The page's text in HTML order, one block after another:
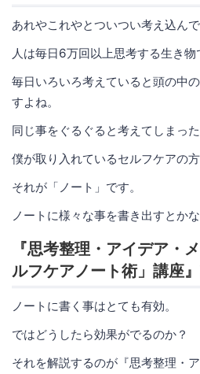
あれやこれやとついつい考え込ん
人は毎日6万回以上思考する生き物
毎日いろいろ考えていると頭の中
すよね。
同じ事をぐるぐると考えてしまっ
僕が取り入れているセルフケアの
それが「ノート」です。
ノートに様々な事を書き出すとか
『思考整理・アイデア・
ルフケアノート術」講座
ノートに書く事はとても有効。
ではどうしたら効果がでるのか？
それを解説するのが『思考整理・